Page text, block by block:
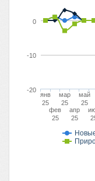
янв
25
фев
25
мар
25
апр
25
май
25
-10
0
-20